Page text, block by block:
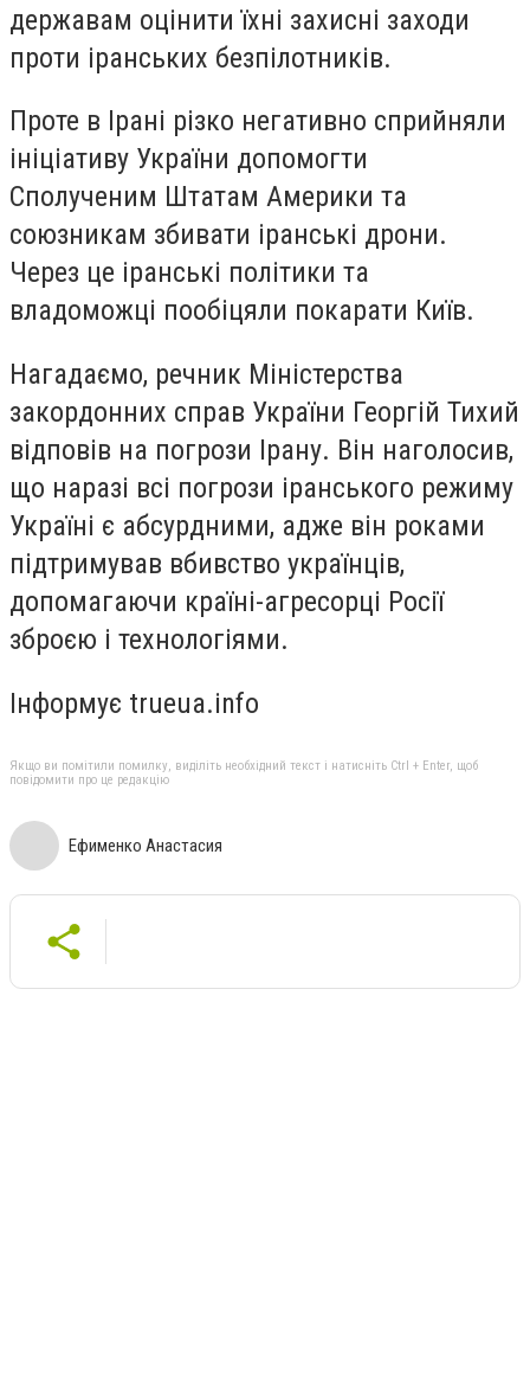
державам оцінити їхні захисні заходи
проти іранських безпілотників.
Проте в Ірані різко негативно сприйняли
ініціативу України допомогти
Сполученим Штатам Америки та
союзникам збивати іранські дрони.
Через це іранські політики та
владоможці пообіцяли покарати Київ.
Нагадаємо, речник Міністерства
закордонних справ України Георгій Тихий
відповів на погрози Ірану. Він наголосив,
що наразі всі погрози іранського режиму
Україні є абсурдними, адже він роками
підтримував вбивство українців,
допомагаючи країні-агресорці Росії
зброєю і технологіями.
Інформує trueua.info
Якщо ви помітили помилку, виділіть необхідний текст і натисніть Ctrl + Enter, щоб
повідомити про це редакцію
Ефименко Анастасия